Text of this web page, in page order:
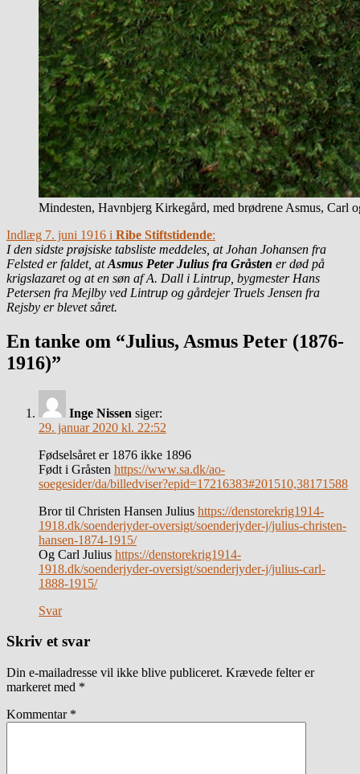
Mindesten, Havnbjerg Kirkegård, med brødrene Asmus, Carl
Indlæg 7. juni 1916 i Ribe Stiftstidende:
I den sidste prøjsiske tabsliste meddeles, at Johan Johansen fra
Felsted er faldet, atAsmus Peter Julius fra Gråsten er død på
krigslazaret og at en søn af A. Dall i Lintrup, bygmester Hans
Petersen fra Mejlby ved Lintrup og gårdejer Truels Jensen fra
Rejsby er blevet såret.
En tanke om “Julius, Asmus Peter (1876-
1916)”
Inge Nissen siger:
29. januar 2020 kl. 22:52
Fødselsåret er 1876 ikke 1896
Født i Gråsten https://www.sa.dk/ao-
soegesider/da/billedviser?epid=17216383#201510,38171588
Bror til Christen Hansen Julius https://denstorekrig1914-
1918.dk/soenderjyder-oversigt/soenderjyder-j/julius-christen-
hansen-1874-1915/
Og Carl Julius https://denstorekrig1914-
1918.dk/soenderjyder-oversigt/soenderjyder-j/julius-carl-
1888-1915/
Svar
Skriv et svar
Din e-mailadresse vil ikke blive publiceret. Krævede felter er
markeret med *
Kommentar *